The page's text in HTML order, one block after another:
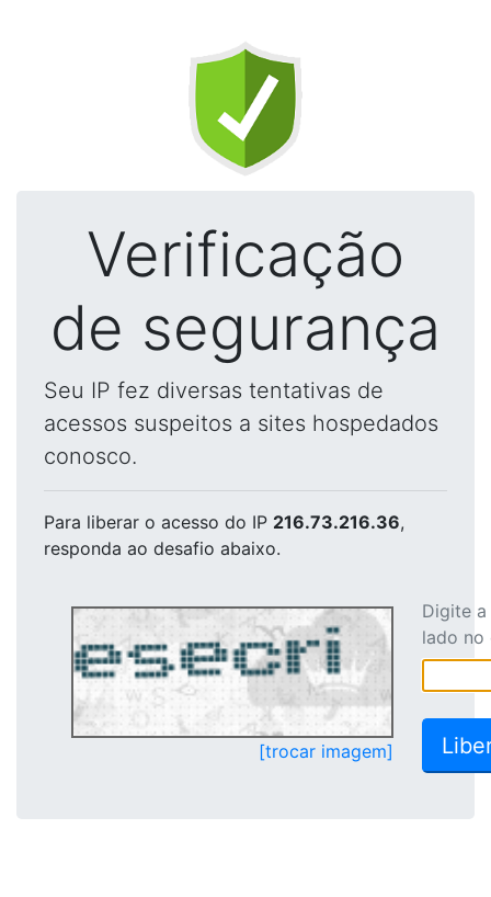
Verificação
de segurança
Seu IP fez diversas tentativas de
acessos suspeitos a sites hospedados
conosco.
Para liberar o acesso do IP 216.73.216.36,
responda ao desafio abaixo.
[trocar imagem]
Digite
lado no